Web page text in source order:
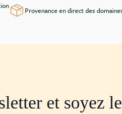
Provenance en direct des
et soyez